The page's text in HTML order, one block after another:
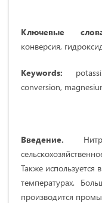
Ключевые
конверсия,
Keywords:
conversion,
Введение.
Также используется
температурах.
производится